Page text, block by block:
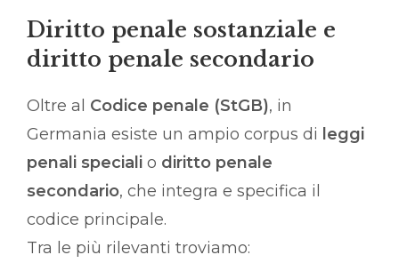
Diritto penale sostanziale e
diritto penale secondario
Oltre al Codice penale (StGB), in
Germania esiste un ampio corpus di leggi
penali speciali o diritto penale
secondario, che integra e specifica il
codice principale.
Tra le più rilevanti troviamo: